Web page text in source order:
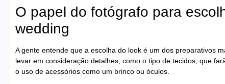
O papel do fotógrafo para
wedding
A gente entende que a escolha do look é um dos preparativos
levar em consideração detalhes, como o tipo de tecidos, que
o uso de acessórios como um brinco ou óculos.